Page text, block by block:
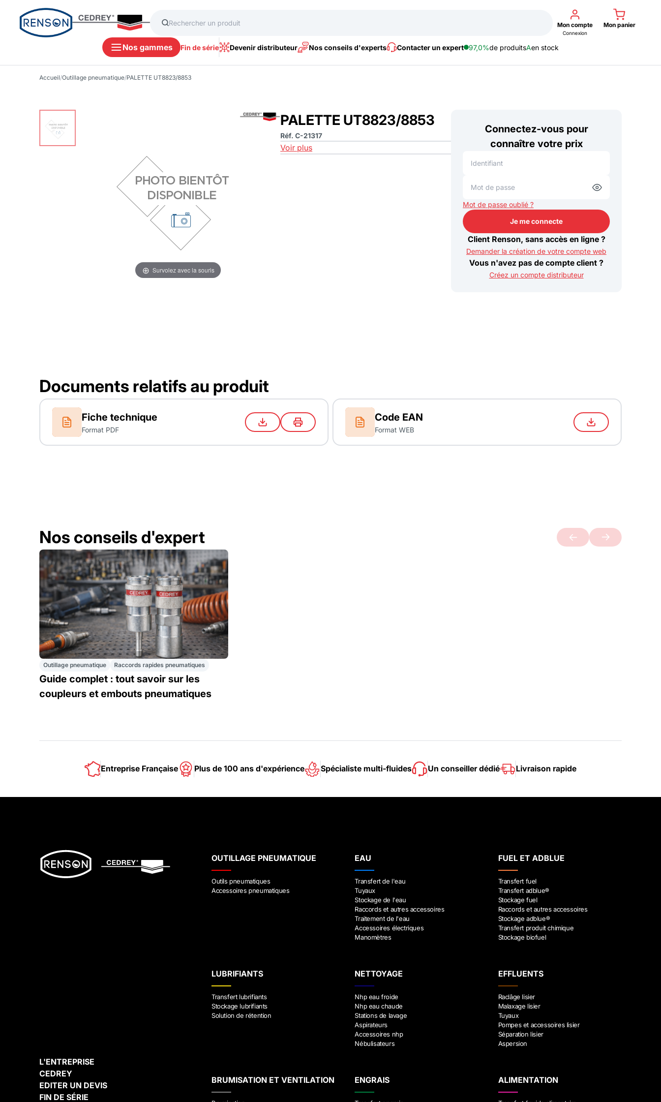
Mon compte
Connexion
Mon panier
Nos gammes Fin de série Devenir distributeur Nos conseils d'experts Contacter un expert 97,0%de produitsAen stock
Accueil/Outillage pneumatique/PALETTE UT8823/8853
Survolez avec la souris
PALETTE UT8823/8853
Réf. C-21317
Voir plus
Connectez-vous pour
connaître votre prix
Mot de passe oublié ?
Je me connecte
Client Renson, sans accès en ligne ?
Demander la création de votre compte web
Vous n'avez pas de compte client ?
Créez un compte distributeur
Documents relatifs au produit
Fiche technique
Format PDF
Code EAN
Format WEB
Nos conseils d'expert
Outillage pneumatique Raccords rapides pneumatiques
Guide complet : tout savoir sur les
coupleurs et embouts pneumatiques
Entreprise Française Plus de 100 ans d'expérience Spécialiste multi-fluides Un conseiller dédié Livraison rapide
L'ENTREPRISE
CEDREY
EDITER UN DEVIS
FIN DE SÉRIE
OUTILLAGE PNEUMATIQUE
Outils pneumatiques
Accessoires pneumatiques
EAU
Transfert de l'eau
Tuyaux
Stockage de l'eau
Raccords et autres accessoires
Traitement de l'eau
Accessoires électriques
Manomètres
FUEL ET ADBLUE
Transfert fuel
Transfert adblue®
Stockage fuel
Raccords et autres accessoires
Stockage adblue®
Transfert produit chimique
Stockage biofuel
LUBRIFIANTS
Transfert lubrifiants
Stockage lubrifiants
Solution de rétention
NETTOYAGE
Nhp eau froide
Nhp eau chaude
Stations de lavage
Aspirateurs
Accessoires nhp
Nébulisateurs
EFFLUENTS
Raclâge lisier
Malaxage lisier
Tuyaux
Pompes et accessoires lisier
Séparation lisier
Aspersion
BRUMISATION ET VENTILATION ENGRAIS ALIMENTATION